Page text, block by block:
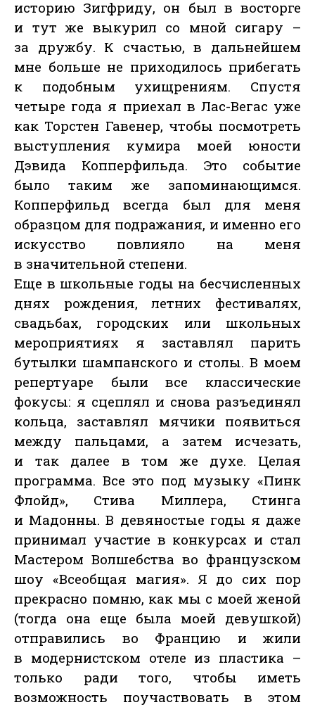
историю Зигфриду, он был в восторге
и тут же выкурил со мной сигару –
за дружбу. К счастью, в дальнейшем
мне больше не приходилось прибегать
к подобным ухищрениям. Спустя
четыре года я приехал в Лас-Вегас уже
как Торстен Гавенер, чтобы посмотреть
выступления кумира моей юности
Дэвида Копперфильда. Это событие
было таким же запоминающимся.
Копперфильд всегда был для меня
образцом для подражания, и именно его
искусство повлияло на меня
в значительной степени.
Еще в школьные годы на бесчисленных
днях рождения, летних фестивалях,
свадьбах, городских или школьных
мероприятиях я заставлял парить
бутылки шампанского и столы. В моем
репертуаре были все классические
фокусы: я сцеплял и снова разъединял
кольца, заставлял мячики появиться
между пальцами, а затем исчезать,
и так далее в том же духе. Целая
программа. Все это под музыку «Пинк
Флойд», Стива Миллера, Стинга
и Мадонны. В девяностые годы я даже
принимал участие в конкурсах и стал
Мастером Волшебства во французском
шоу «Всеобщая магия». Я до сих пор
прекрасно помню, как мы с моей женой
(тогда она еще была моей девушкой)
отправились во Францию и жили
в модернистском отеле из пластика –
только ради того, чтобы иметь
возможность поучаствовать в этом